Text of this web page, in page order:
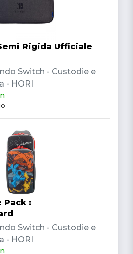
Rigida Ufficiale
Switch - Custodie e
- HORI
Pack :
Switch - Custodie e
- HORI